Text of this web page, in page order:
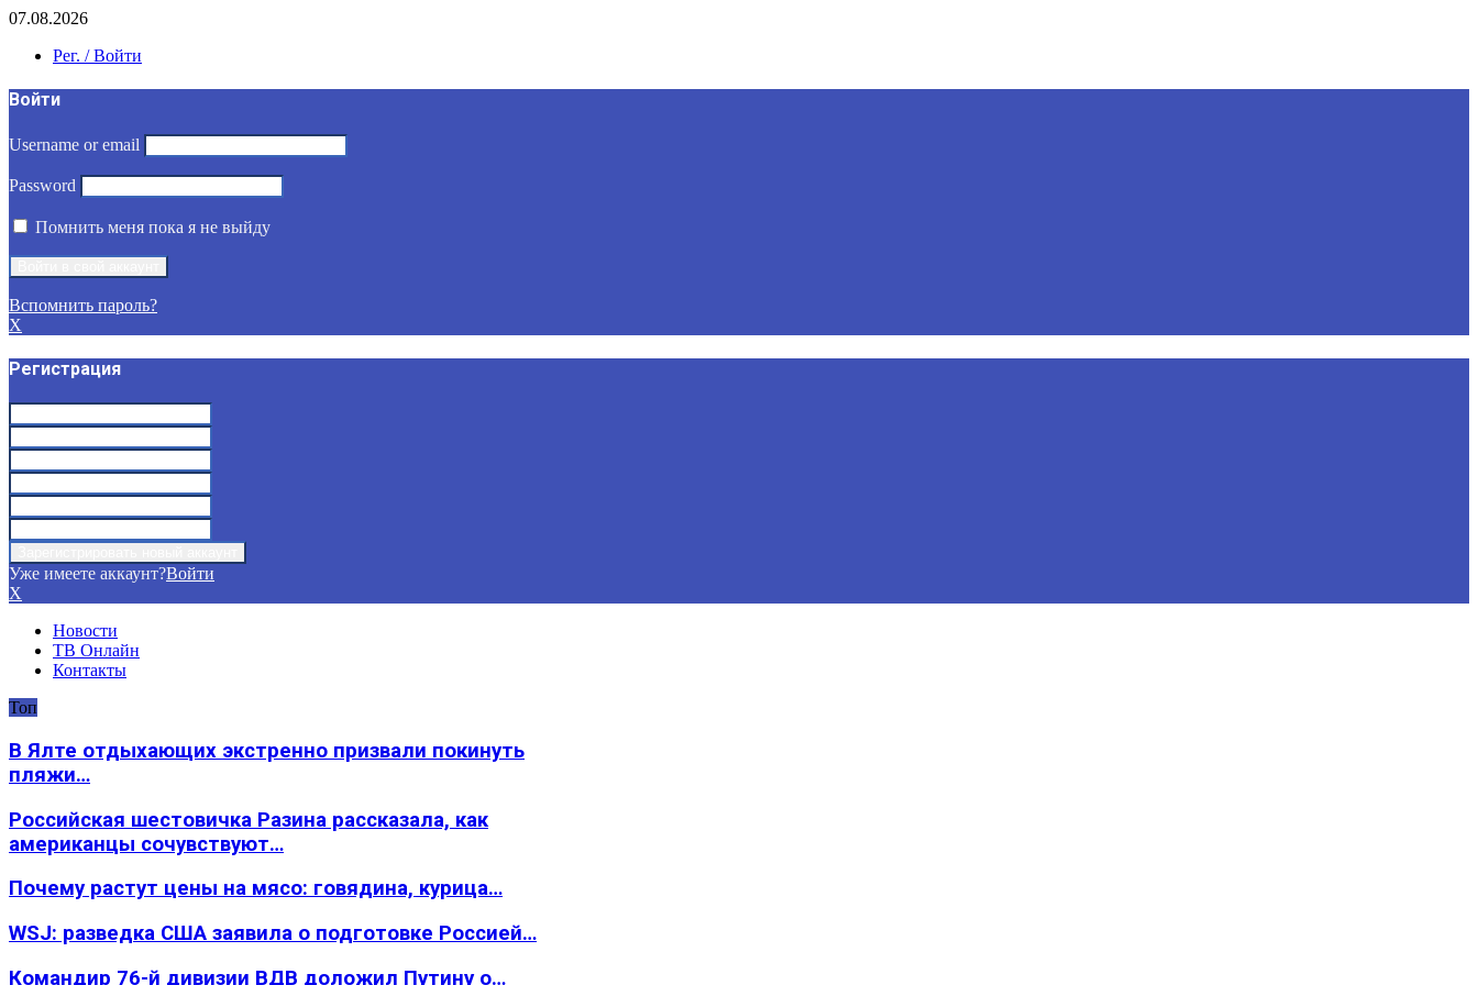
07.08.2026
Рег. / Войти
Войти
Username or email
Password
Помнить меня пока я не выйду
Вспомнить пароль?
X
Регистрация
Уже имеете аккаунт?Войти
X
Новости
ТВ Онлайн
Контакты
Топ
В Ялте отдыхающих экстренно призвали покинуть
пляжи…
Российская шестовичка Разина рассказала, как
американцы сочувствуют…
Почему растут цены на мясо: говядина, курица…
WSJ: разведка США заявила о подготовке Россией…
Командир 76-й дивизии ВДВ доложил Путину о…